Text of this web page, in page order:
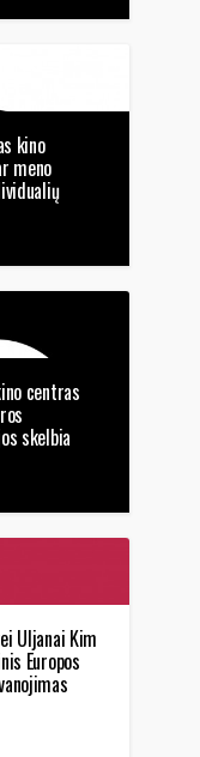
kino
meno
paraiškų
centras
skelbia
Uljanai Kim
Europos